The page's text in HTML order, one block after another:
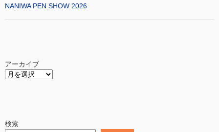
NANIWA PEN SHOW 2026
アーカイブ
検索